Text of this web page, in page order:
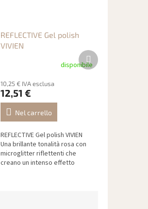
REFLECTIVE Gel polish
VIVIEN
disponibile
10,25 € IVA esclusa
12,51 €
Nel carrello
REFLECTIVE Gel polish VIVIEN
Una brillante tonalità rosa con
microglitter riflettenti che
creano un intenso effetto
Prodotto
successivo